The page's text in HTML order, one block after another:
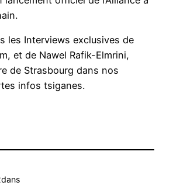
les Interviews exclusives de
et de Nawel Rafik-Elmrini,
de Strasbourg dans nos
infos tsiganes.
dans